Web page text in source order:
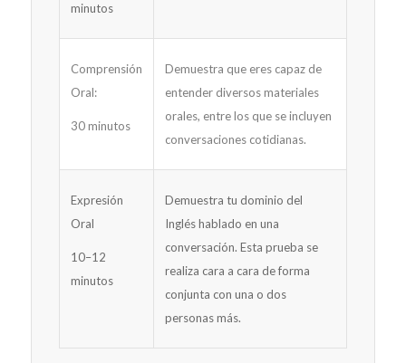
minutos
Comprensión
Oral:
30 minutos
Demuestra que eres capaz de
entender diversos materiales
orales, entre los que se incluyen
conversaciones cotidianas.
Expresión
Oral
10–12
minutos
Demuestra tu dominio del
Inglés hablado en una
conversación. Esta prueba se
realiza cara a cara de forma
conjunta con una o dos
personas más.